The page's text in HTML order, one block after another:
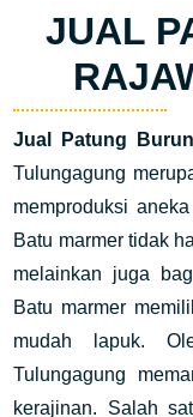
JUAL
Jual Patung
Tulungagung
memproduksi
Batu marmer tidak
melainkan juga
Batu marmer
mudah lapuk.
Tulungagung
kerajinan. Salah